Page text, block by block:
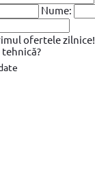
Nume:
ofertele zilnice!